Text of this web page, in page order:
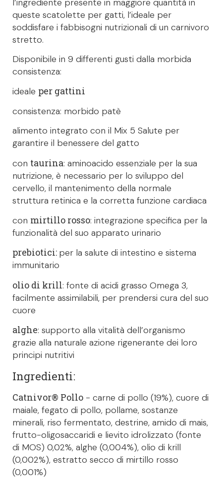
queste scatolette per gatti, l’ideale per
soddisfare i fabbisogni nutrizionali di un carnivoro
stretto.
Disponibile in 9 differenti gusti dalla morbida
consistenza:
ideale per gattini
consistenza: morbido patè
alimento integrato con il Mix 5 Salute per
garantire il benessere del gatto
con taurina: aminoacido essenziale per la sua
nutrizione, è necessario per lo sviluppo del
cervello, il mantenimento della normale
struttura retinica e la corretta funzione cardiaca
con mirtillo rosso: integrazione specifica per la
funzionalità del suo apparato urinario
prebiotici: per la salute di intestino e sistema
immunitario
olio di krill: fonte di acidi grasso Omega 3,
facilmente assimilabili, per prendersi cura del suo
cuore
alghe: supporto alla vitalità dell’organismo
grazie alla naturale azione rigenerante dei loro
principi nutritivi
Ingredienti:
Catnivor® Pollo - carne di pollo (19%), cuore di
maiale, fegato di pollo, pollame, sostanze
minerali, riso fermentato, destrine, amido di mais,
frutto-oligosaccaridi e lievito idrolizzato (fonte
di MOS) 0,02%, alghe (0,004%), olio di krill
(0,002%), estratto secco di mirtillo rosso
(0,001%)